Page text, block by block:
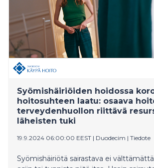
Syömishäiriöiden hoidossa
hoitosuhteen laatu: osaava
terveydenhuollon riittävä
läheisten tuki
19.9.2024 06:00:00 EEST | Duodecim | Tiedote
Syömishäiriötä sairastava ei